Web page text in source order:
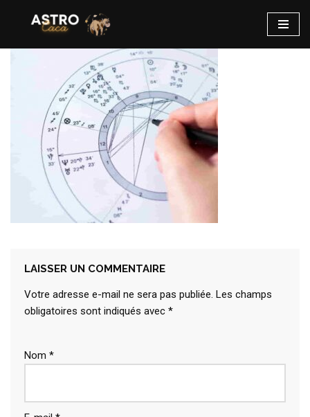
LAISSER UN COMMENTAIRE
Votre adresse e-mail ne sera pas publiée. Les champs
obligatoires sont indiqués avec *
Nom *